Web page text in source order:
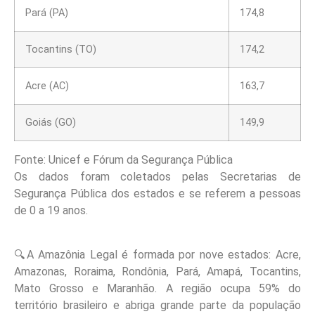
Pará (PA) 174,8
Tocantins (TO) 174,2
Acre (AC) 163,7
Goiás (GO) 149,9
Fonte: Unicef e Fórum da Segurança Pública
Os dados foram coletados pelas Secretarias de
Segurança Pública dos estados e se referem a pessoas
de 0 a 19 anos.
🔍A Amazônia Legal é formada por nove estados: Acre,
Amazonas, Roraima, Rondônia, Pará, Amapá, Tocantins,
Mato Grosso e Maranhão. A região ocupa 59% do
território brasileiro e abriga grande parte da população